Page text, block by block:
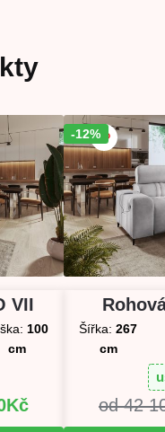
VII
100
cm
Kč
Sleva!
-12%
Šířka: 267
cm
42